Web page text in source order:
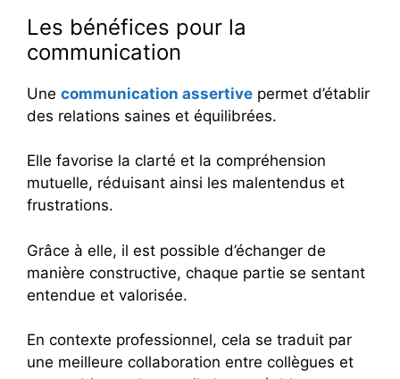
Les bénéfices pour la
communication
Une communication assertive permet d’établir
des relations saines et équilibrées.
Elle favorise la clarté et la compréhension
mutuelle, réduisant ainsi les malentendus et
frustrations.
Grâce à elle, il est possible d’échanger de
manière constructive, chaque partie se sentant
entendue et valorisée.
En contexte professionnel, cela se traduit par
une meilleure collaboration entre collègues et